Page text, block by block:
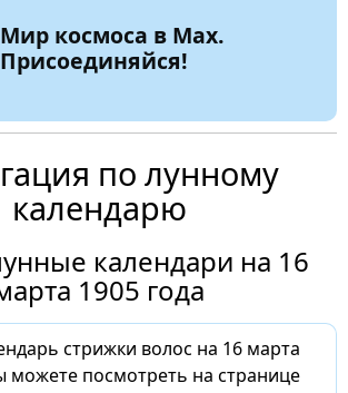
Мир космоса в Max.
Присоединяйся!
по лунному
календарю
календари на 16
1905 года
стрижки волос на 16 марта
можете посмотреть на странице